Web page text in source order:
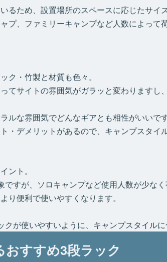
るため、設置場所のスペースに応じたサイ
プ、ファミリーキャンプなど人数によっ
ク・竹製と材質も色々。
てサイトの雰囲気がガラッと変わりますし
ルな雰囲気でどんなギアとも相性がいいで
・デメリットがあるので、キャンプスタイ
ント。
ですが、ソロキャンプなど使用人数が少な
り便利で使いやすくなります。
クが使いやすいように、キャンプスタイル
すすめ3段ラック